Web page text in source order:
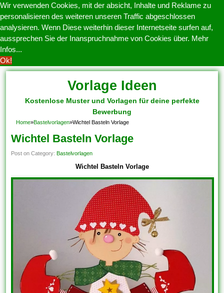
Wir verwenden Cookies, mit der absicht, Inhalte und Reklame zu
personalisieren des weiteren unseren Traffic abgeschlossen
analysieren. Wenn Diese weiterhin dieser Internetseite surfen auf,
aussprechen Sie der Inanspruchnahme von Cookies über. Mehr
Infos...
Ok!
Vorlage Ideen
Kostenlose Muster und Vorlagen für deine perfekte
Bewerbung
Home»Bastelvorlagen»Wichtel Basteln Vorlage
Wichtel Basteln Vorlage
Post on Category:Bastelvorlagen
Wichtel Basteln Vorlage